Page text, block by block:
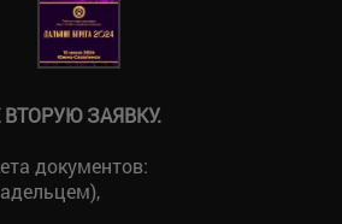
ВТОРУЮ ЗАЯВКУ.
документов: